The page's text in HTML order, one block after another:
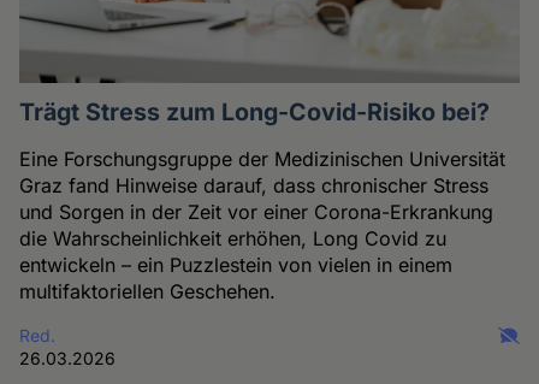
Trägt Stress zum Long-Covid-Risiko bei?
Eine Forschungsgruppe der Medizinischen Universität
Graz fand Hinweise darauf, dass chronischer Stress
und Sorgen in der Zeit vor einer Corona-Erkrankung
die Wahrscheinlichkeit erhöhen, Long Covid zu
entwickeln – ein Puzzlestein von vielen in einem
multifaktoriellen Geschehen.
Red.
26.03.2026